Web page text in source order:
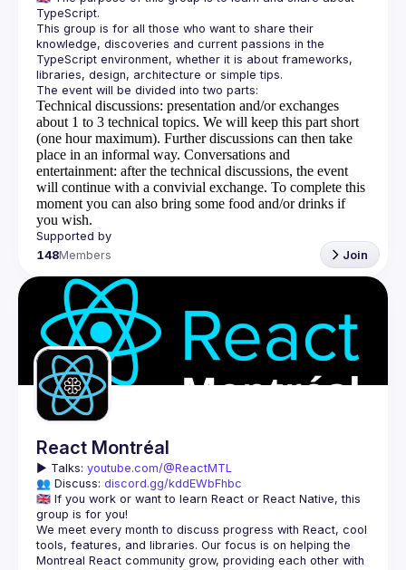
This group is for all those who want to share their
knowledge, discoveries and current passions in the
TypeScript environment, whether it is about frameworks,
Technical discussions: presentation and/or exchanges
about 1 to 3 technical topics. We will keep this part short
(one hour maximum). Further discussions can then take
place in an informal way. Conversations and
entertainment: after the technical discussions, the event
will continue with a convivial exchange. To complete this
moment you can also bring some food and/or drinks if
you wish.
148Members Join
React Montréal
▶️ Talks: youtube.com/@ReactMTL
👥 Discuss: discord.gg/kddEWbFhbc
🇬🇧 If you work or want to learn React or React Native, this
We meet every month to discuss progress with React, cool
tools, features, and libraries. Our focus is on helping the
Montreal React community grow, providing each other with